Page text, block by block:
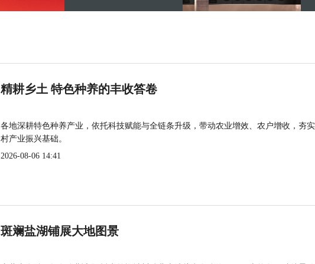
精耕乡土 特色种养的丰收答卷
各地深耕特色种养产业，依托科技赋能与全链条升级，带动农业增效、农户增收，夯
村产业振兴基础。
2026-08-06 14:41
斑斓盐湖铺展大地图景